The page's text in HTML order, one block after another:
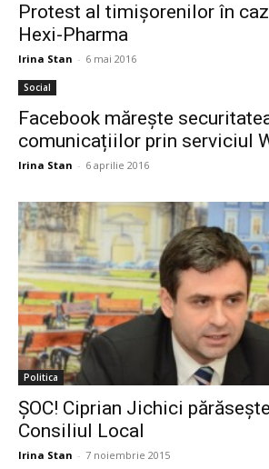
Protest al timișorenilor în
Hexi-Pharma
Irina Stan - 6 mai 2016
Social
Facebook mărește
comunicațiilor prin serviciul
Irina Stan - 6 aprilie 2016
Politica
ȘOC! Ciprian Jichici
Consiliul Local
Irina Stan - 7 noiembrie 2015